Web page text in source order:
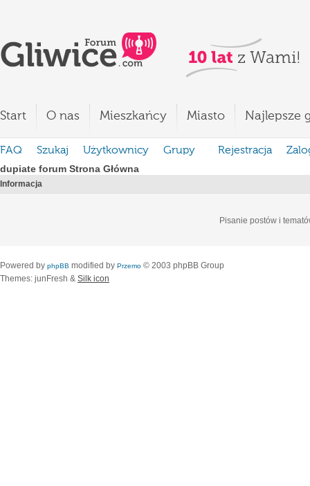
Start O nas Mieszkańcy Miasto Najlepsze
FAQ Szukaj Użytkownicy Grupy Rejestracja
dupiate forum Strona Główna
Informacja
Pisanie postów i
Powered by phpBB modified by Przemo © 2003 phpBB Group
Themes: junFresh & Silk icon